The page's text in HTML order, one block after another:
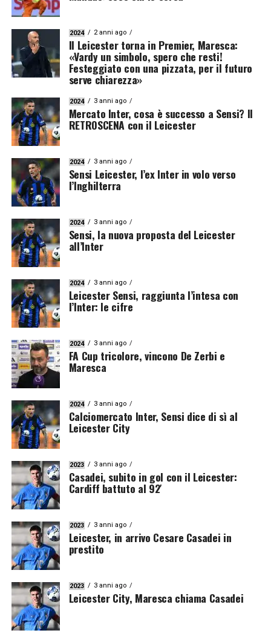
2024 2 anni ago
Il Leicester torna in Premier, Maresca:
«Vardy un simbolo, spero che resti!
Festeggiato con una pizzata, per il futuro
serve chiarezza»
2024 3 anni ago
Mercato Inter, cosa è successo a Sensi? Il
RETROSCENA con il Leicester
2024 3 anni ago
Sensi Leicester, l’ex Inter in volo verso
l’Inghilterra
2024 3 anni ago
Sensi, la nuova proposta del Leicester
all’Inter
2024 3 anni ago
Leicester Sensi, raggiunta l’intesa con
l’Inter: le cifre
2024 3 anni ago
FA Cup tricolore, vincono De Zerbi e
Maresca
2024 3 anni ago
Calciomercato Inter, Sensi dice di sì al
Leicester City
2023 3 anni ago
Casadei, subito in gol con il Leicester:
Cardiff battuto al 92′
2023 3 anni ago
Leicester, in arrivo Cesare Casadei in
prestito
2023 3 anni ago
Leicester City, Maresca chiama Casadei